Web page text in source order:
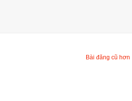
Bài đăng cũ hơn